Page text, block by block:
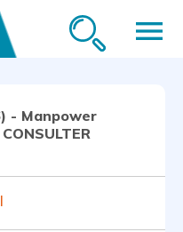
menu
- Manpower